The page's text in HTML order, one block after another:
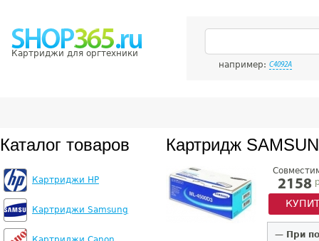
Картриджи для оргтехники
например: C4092A
Каталог товаров
Картриджи HP
Картриджи Samsung
Картридж
2158
— При